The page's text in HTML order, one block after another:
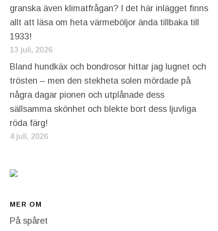
granska även klimatfrågan? I det här inlägget finns
allt att läsa om heta värmeböljor ända tillbaka till
1933!
13 juli, 2026
Bland hundkäx och bondrosor hittar jag lugnet och
trösten – men den stekheta solen mördade på
några dagar pionen och utplånade dess
sällsamma skönhet och blekte bort dess ljuvliga
röda färg!
4 juli, 2026
MER OM
På spåret